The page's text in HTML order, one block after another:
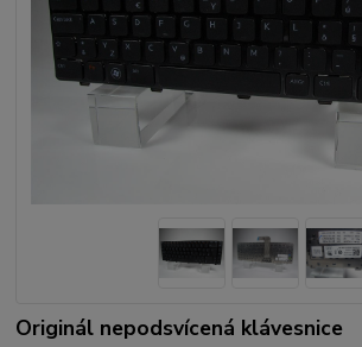
Originál nepodsvícená klávesnice